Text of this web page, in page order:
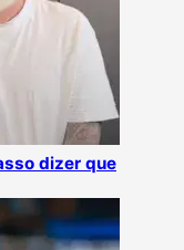
dizer que